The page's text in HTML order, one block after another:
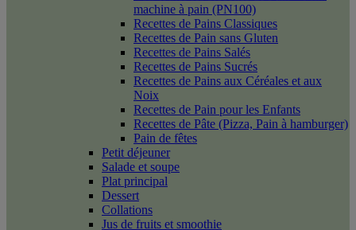
machine à pain (PN100)
Recettes de Pains Classiques
Recettes de Pain sans Gluten
Recettes de Pains Salés
Recettes de Pains Sucrés
Recettes de Pains aux Céréales et aux
Noix
Recettes de Pain pour les Enfants
Recettes de Pâte (Pizza, Pain à hamburger)
Pain de fêtes
Petit déjeuner
Salade et soupe
Plat principal
Dessert
Collations
Jus de fruits et smoothie